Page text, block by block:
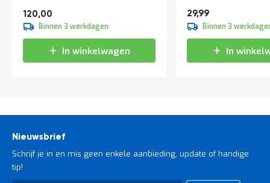
Vanaf
120,00
Binnen 3 werkdagen
In winkelwagen
29,99
Binnen 3
In
Nieuwsbrief
Schrijf je in en mis geen enkele aanbieding, update of handige
tip!